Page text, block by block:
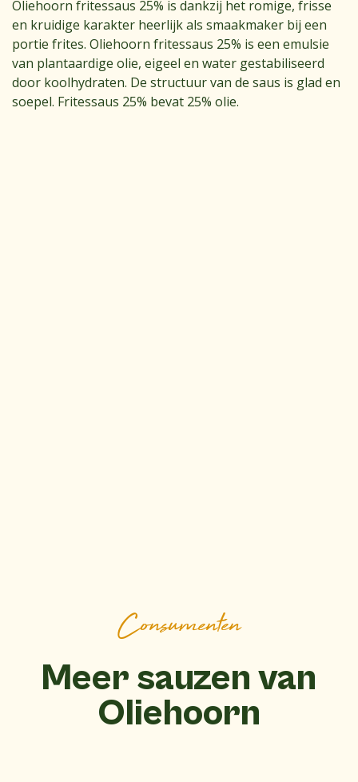
Oliehoorn fritessaus 25% is dankzij het romige, frisse
en kruidige karakter heerlijk als smaakmaker bij een
portie frites. Oliehoorn fritessaus 25% is een emulsie
van plantaardige olie, eigeel en water gestabiliseerd
door koolhydraten. De structuur van de saus is glad en
soepel. Fritessaus 25% bevat 25% olie.
Consumenten
Meer sauzen van
Oliehoorn